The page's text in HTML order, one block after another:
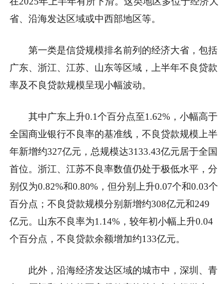
省、沿海发达区域或中西部地区等。
第一类是信贷规模排名前列的经济大省，包括
广东、浙江、江苏、山东等区域，上半年不良贷款
率及不良贷款规模呈现小幅波动。
其中广东上升0.1个百分点至1.62%，小幅高于
全国商业银行不良率的基准线，不良贷款规模上半
年新增约327亿元，总规模达3133.43亿元居于全国
首位。浙江、江苏不良率数值仍处于极低水平，分
别仅为0.82%和0.80%，但分别上升0.07个和0.03个
百分点；不良贷款规模分别新增约308亿元和249
亿元。山东不良率为1.14%，较年初小幅上升0.04
个百分点，不良贷款余额增加约133亿元。
此外，沿海经济发达区域的城市中，深圳、青